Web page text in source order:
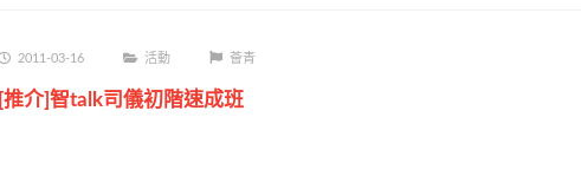
2011-03-16 活動 薈青
[推介]智talk司儀初階速成班